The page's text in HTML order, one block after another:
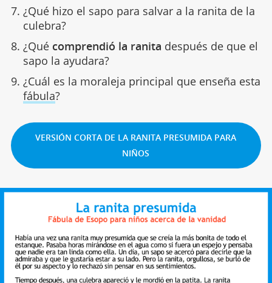
¿Qué hizo el sapo para salvar a la ranita de la
culebra?
¿Qué comprendió la ranita después de que el
sapo la ayudara?
¿Cuál es la moraleja principal que enseña esta
fábula?
VERSIÓN CORTA DE LA RANITA PRESUMIDA PARA
NIÑOS